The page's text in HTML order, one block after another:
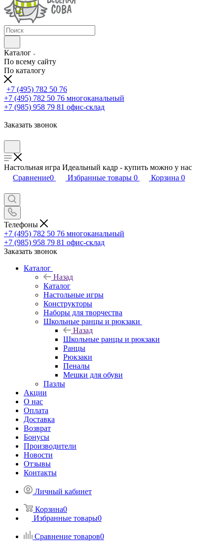
Каталог
По всему сайту
По каталогу
+7 (495) 782 50 76
+7 (495) 782 50 76 многоканальный
+7 (985) 958 79 81 офис-склад
Заказать звонок
Настольная игра Идеальный кадр - купить можно у нас
Сравнение0 Избранные товары 0 Корзина 0
Телефоны
+7 (495) 782 50 76 многоканальный
+7 (985) 958 79 81 офис-склад
Заказать звонок
Каталог
Назад
Каталог
Настольные игры
Конструкторы
Наборы для творчества
Школьные ранцы и рюкзаки
Назад
Школьные ранцы и рюкзаки
Ранцы
Рюкзаки
Пеналы
Мешки для обуви
Пазлы
Акции
О нас
Оплата
Доставка
Возврат
Бонусы
Производители
Новости
Отзывы
Контакты
Личный кабинет
Корзина0
Избранные товары0
Сравнение товаров0